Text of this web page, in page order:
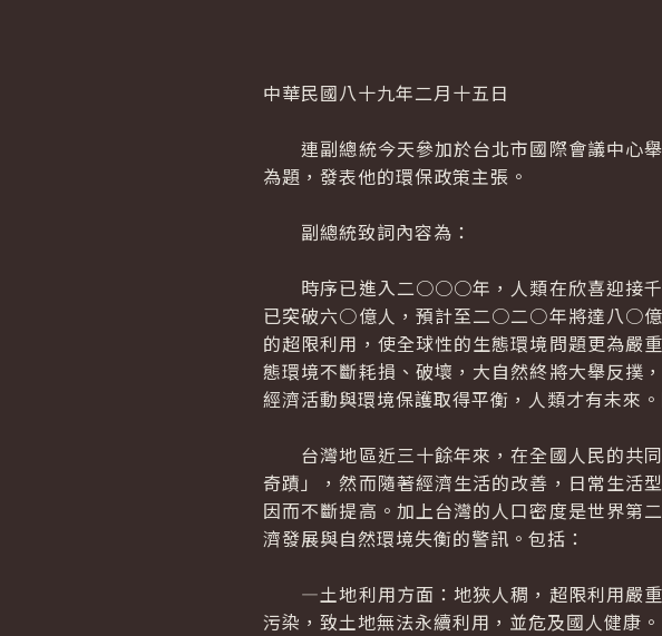
中華民國八十九年二月十五日
連副總統今天參加於台北市國際會議中心舉
為題，發表他的環保政策主張。
副總統致詞內容為：
時序已進入二○○○年，人類在欣喜迎接千
已突破六○億人，預計至二○二○年將達八○億
的超限利用，使全球性的生態環境問題更為嚴
態環境不斷耗損、破壞，大自然終將大舉反撲
經濟活動與環境保護取得平衡，人類才有未來
台灣地區近三十餘年來，在全國人民的共同
奇蹟」，然而隨著經濟生活的改善，日常生活
因而不斷提高。加上台灣的人口密度是世界第
濟發展與自然環境失衡的警訊。包括：
—土地利用方面：地狹人稠，超限利用嚴重
污染，致土地無法永續利用，並危及國人健康。